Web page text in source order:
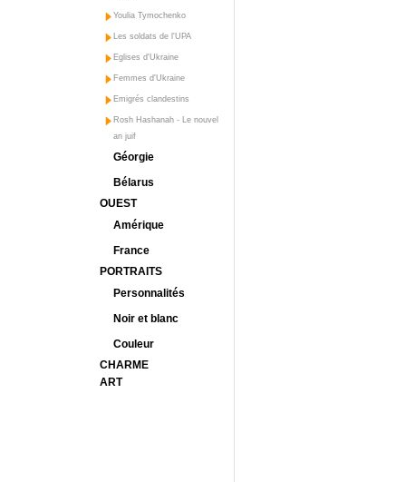
Youlia Tymochenko
Les soldats de l'UPA
Eglises d'Ukraine
Femmes d'Ukraine
Emigrés clandestins
Rosh Hashanah - Le nouvel
an juif
Géorgie
Bélarus
OUEST
Amérique
France
PORTRAITS
Personnalités
Noir et blanc
Couleur
CHARME
ART